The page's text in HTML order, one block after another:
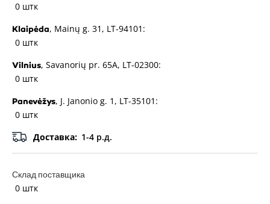
0 штк
Klaipėda, Mainų g. 31, LT-94101:
0 штк
Vilnius, Savanorių pr. 65A, LT-02300:
0 штк
Panevėžys, J. Janonio g. 1, LT-35101:
0 штк
Доставка: 1-4 р.д.
Склад поставщика
0 штк